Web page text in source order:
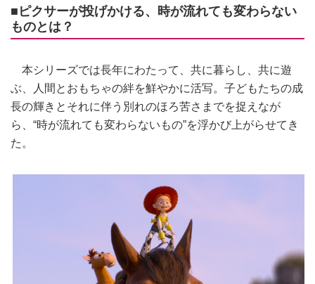
■ピクサーが投げかける、時が流れても変わらない
ものとは？
本シリーズでは長年にわたって、共に暮らし、共に遊
ぶ、人間とおもちゃの絆を鮮やかに活写。子どもたちの成
長の輝きとそれに伴う別れのほろ苦さまでを捉えなが
ら、“時が流れても変わらないもの”を浮かび上がらせてき
た。